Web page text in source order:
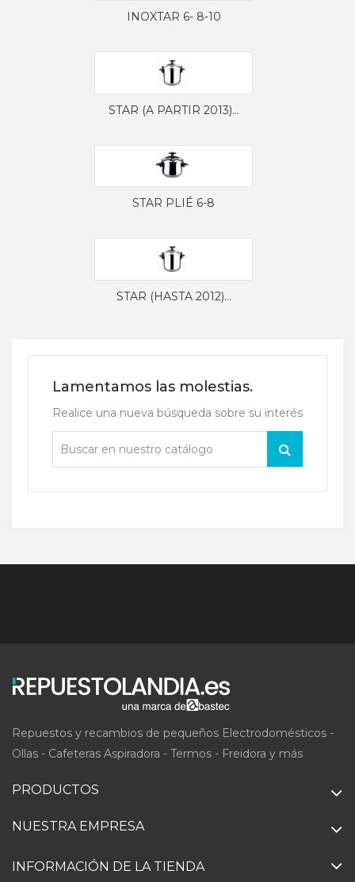
INOXTAR 6- 8-10
STAR (A PARTIR 2013)...
STAR PLIÉ 6-8
STAR (HASTA 2012)...
Lamentamos las molestias.
Realice una nueva búsqueda sobre su interés
Repuestos y recambios de pequeños Electrodomésticos -
Ollas - Cafeteras Aspiradora - Termos - Freidora y más
PRODUCTOS
NUESTRA EMPRESA
INFORMACIÓN DE LA TIENDA